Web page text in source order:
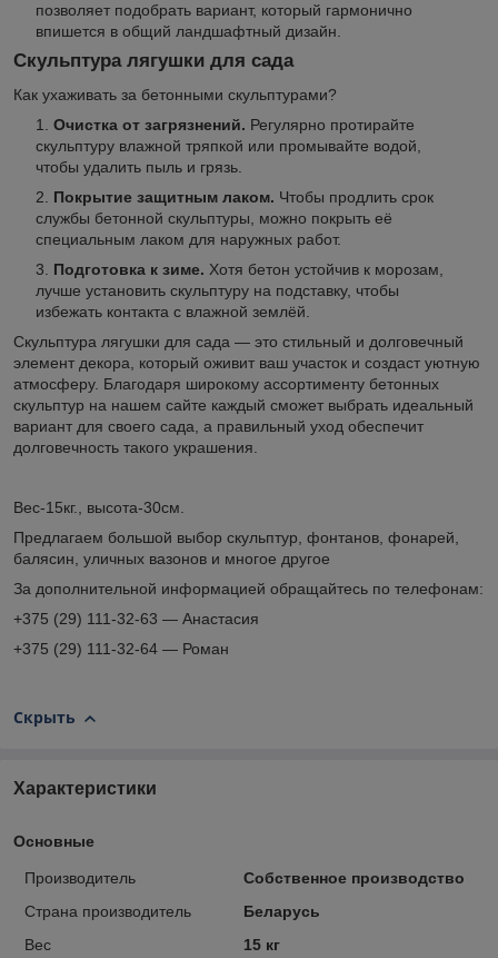
позволяет подобрать вариант, который гармонично
впишется в общий ландшафтный дизайн.
Скульптура лягушки для сада
Как ухаживать за бетонными скульптурами?
Очистка от загрязнений. Регулярно протирайте
скульптуру влажной тряпкой или промывайте водой,
чтобы удалить пыль и грязь.
Покрытие защитным лаком. Чтобы продлить срок
службы бетонной скульптуры, можно покрыть её
специальным лаком для наружных работ.
Подготовка к зиме. Хотя бетон устойчив к морозам,
лучше установить скульптуру на подставку, чтобы
избежать контакта с влажной землёй.
Скульптура лягушки для сада — это стильный и долговечный
элемент декора, который оживит ваш участок и создаст уютную
атмосферу. Благодаря широкому ассортименту бетонных
скульптур на нашем сайте каждый сможет выбрать идеальный
вариант для своего сада, а правильный уход обеспечит
долговечность такого украшения.
Вес-15кг., высота-30см.
Предлагаем большой выбор скульптур, фонтанов, фонарей,
балясин, уличных вазонов и многое другое
За дополнительной информацией обращайтесь по телефонам:
+375 (29) 111-32-63 — Анастасия
+375 (29) 111-32-64 — Роман
Скрыть
Характеристики
Основные
Производитель
Собственное производство
Страна производитель
Беларусь
Вес
15 кг